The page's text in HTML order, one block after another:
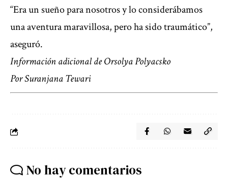
“Era un sueño para nosotros y lo considerábamos
una aventura maravillosa, pero ha sido traumático”,
aseguró.
Información adicional de Orsolya Polyacsko
PorSuranjana Tewari
No hay comentarios